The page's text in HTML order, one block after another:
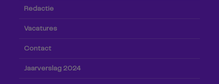
Redactie
Vacatures
Contact
Jaarverslag 2024